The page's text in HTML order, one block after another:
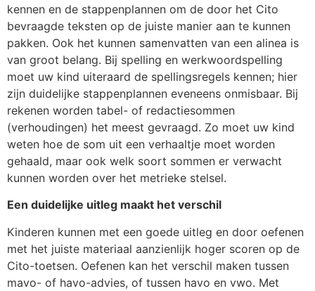
kennen en de stappenplannen om de door het Cito
bevraagde teksten op de juiste manier aan te kunnen
pakken. Ook het kunnen samenvatten van een alinea is
van groot belang. Bij spelling en werkwoordspelling
moet uw kind uiteraard de spellingsregels kennen; hier
zijn duidelijke stappenplannen eveneens onmisbaar. Bij
rekenen worden tabel- of redactiesommen
(verhoudingen) het meest gevraagd. Zo moet uw kind
weten hoe de som uit een verhaaltje moet worden
gehaald, maar ook welk soort sommen er verwacht
kunnen worden over het metrieke stelsel.
Een duidelijke uitleg maakt het verschil
Kinderen kunnen met een goede uitleg en door oefenen
met het juiste materiaal aanzienlijk hoger scoren op de
Cito-toetsen. Oefenen kan het verschil maken tussen
mavo- of havo-advies, of tussen havo en vwo. Met